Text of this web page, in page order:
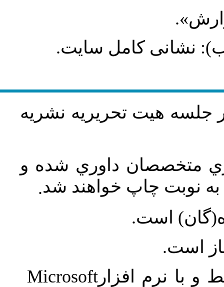
نشانی کامل سایت.
جلسه هيت تحريريه نشريه
متخصصان داوري شده و
نوبت چاپ خواهند شد.
است.
است.
و با نرم افزارMicrosoft